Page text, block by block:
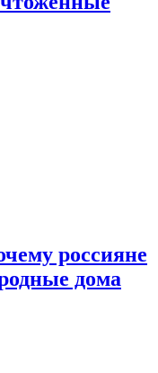
россияне
дома